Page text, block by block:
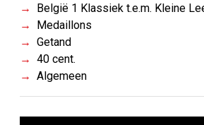
België 1 Klassiek t.e.m. Kleine
Medaillons
Getand
40 cent.
Algemeen